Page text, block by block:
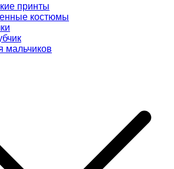
принты
костюмы
мальчиков